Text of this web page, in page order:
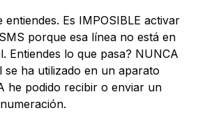
entiendes. Es IMPOSIBLE activar
porque esa línea no está en
Entiendes lo que pasa? NUNCA
se ha utilizado en un aparato
he podido recibir o enviar un